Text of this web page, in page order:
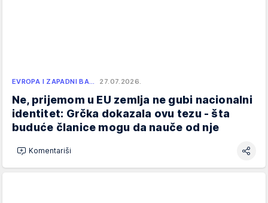
EVROPA I ZAPADNI BA… 27.07.2026.
Ne, prijemom u EU zemlja ne gubi nacionalni
identitet: Grčka dokazala ovu tezu - šta
buduće članice mogu da nauče od nje
Komentariši